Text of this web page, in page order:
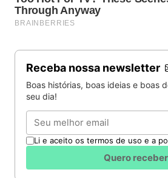
Receba nossa newsletter
Boas histórias, boas ideias e boas
seu dia!
Email
Li e aceito os termos de uso e a
Quero receber